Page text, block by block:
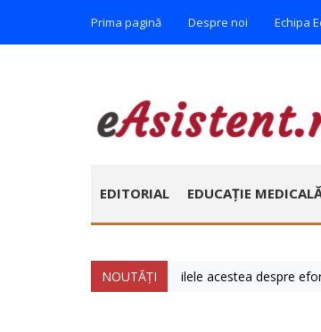
Prima pagină Despre noi Echipa
EDITORIAL EDUCAȚIE
NOUTĂȚI
Vorbim foarte mult zilele acestea despre eforturile